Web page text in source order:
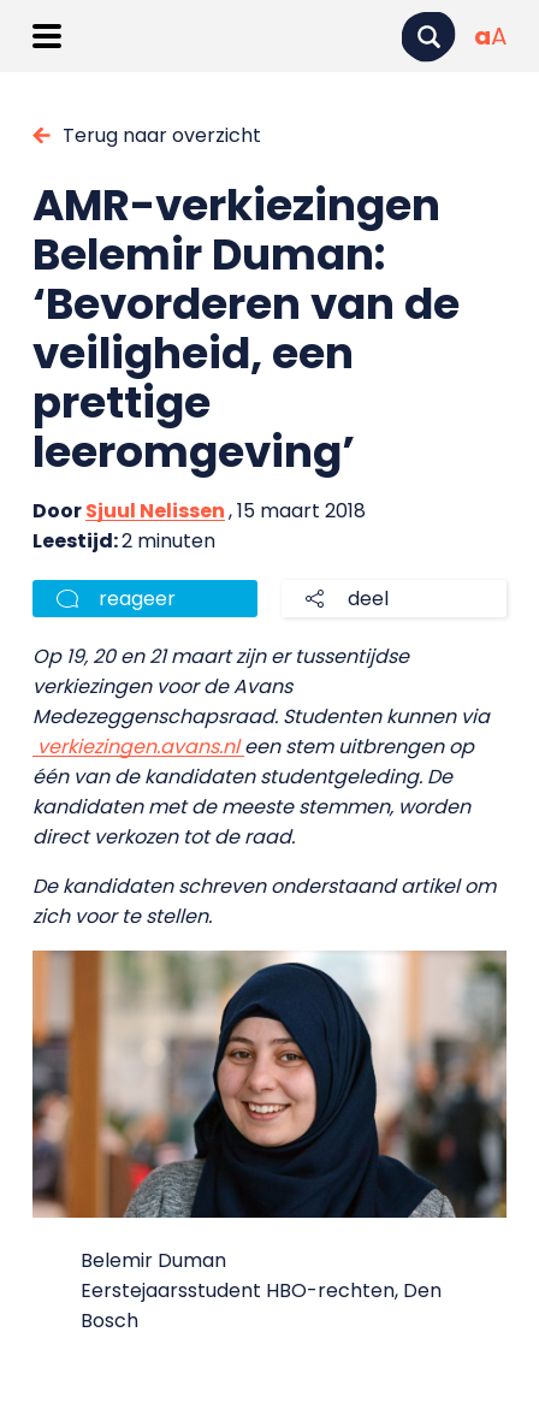
aA
Terug naar overzicht
AMR-verkiezingen
Belemir Duman:
‘Bevorderen van de
veiligheid, een
prettige
leeromgeving’
DoorSjuul Nelissen, 15 maart 2018
Leestijd:2 minuten
reageer deel
Op 19, 20 en 21 maart zijn er tussentijdse
verkiezingen voor de Avans
Medezeggenschapsraad. Studenten kunnen via
verkiezingen.avans.nleen stem uitbrengen op
één van de kandidaten studentgeleding. De
kandidaten met de meeste stemmen, worden
direct verkozen tot de raad.
De kandidaten schreven onderstaand artikel om
zich voor te stellen.
Belemir Duman
Eerstejaarsstudent HBO-rechten, Den
Bosch